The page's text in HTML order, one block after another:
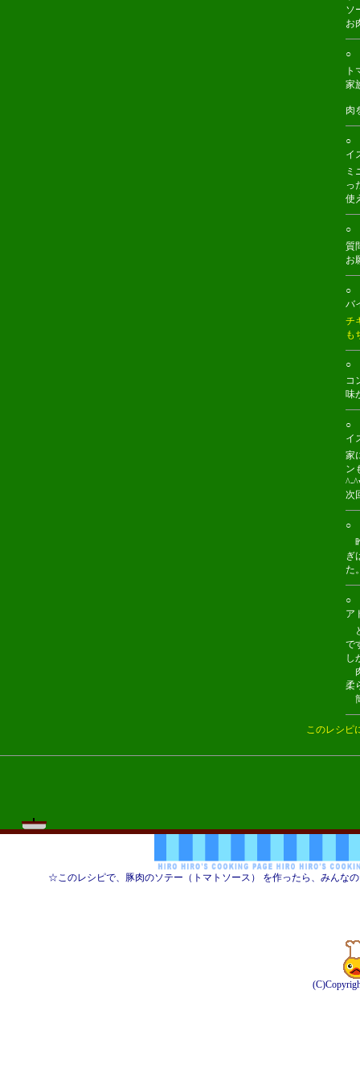
ソ
お
○
ト
家
肉
○
イ
ミ
っ
使
○
質
お
○
バ
チ
も
○
コ
味
○
イ
家
ン
^-
次
○
ぎ
た
○
ア
で
し
柔
このレシピ
☆このレシピで、豚肉のソテー（トマトソース） を作ったら、みんな